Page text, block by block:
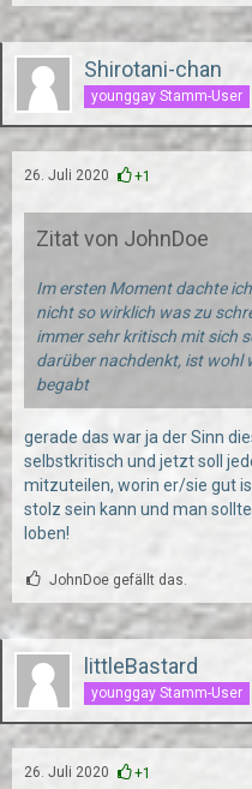
Shirotani-chan
younggay Stamm-User
26. Juli 2020 +1
Zitat von JohnDoe
Im ersten Moment dachte
nicht so wirklich was zu
immer sehr kritisch mit sich
darüber nachdenkt, ist wohl
begabt
gerade das war ja der Sinn
selbstkritisch und jetzt soll
mitzuteilen, worin er/sie gut
stolz sein kann und man
loben!
JohnDoe gefällt das.
littleBastard
younggay Stamm-User
26. Juli 2020 +1